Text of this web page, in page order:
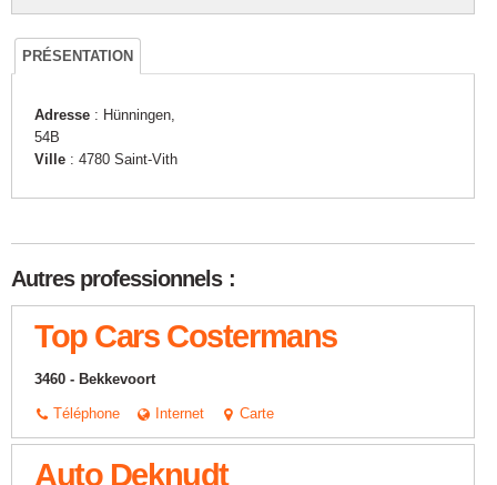
PRÉSENTATION
Adresse : Hünningen,
54B
Ville : 4780 Saint-Vith
Autres professionnels :
Top Cars Costermans
3460 - Bekkevoort
Téléphone Internet Carte
Auto Deknudt